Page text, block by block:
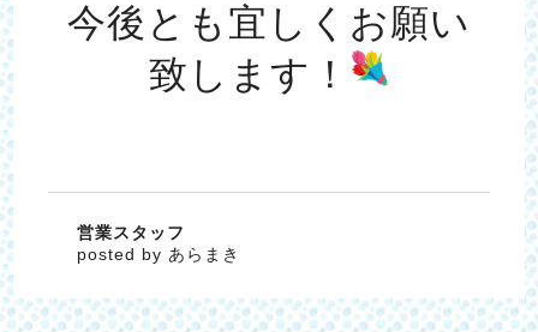
今後とも宜しくお願い
致します！
営業スタッフ
posted by あらまき